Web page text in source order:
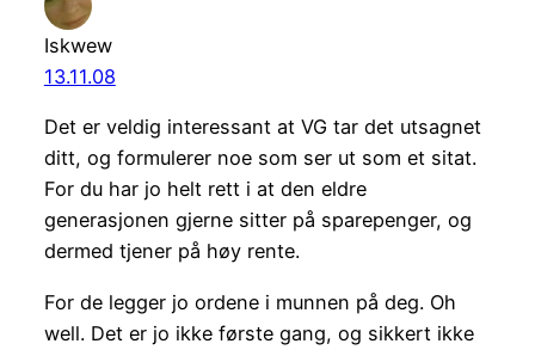
Iskwew
13.11.08
Det er veldig interessant at VG tar det utsagnet
ditt, og formulerer noe som ser ut som et sitat.
For du har jo helt rett i at den eldre
generasjonen gjerne sitter på sparepenger, og
dermed tjener på høy rente.
For de legger jo ordene i munnen på deg. Oh
well. Det er jo ikke første gang, og sikkert ikke